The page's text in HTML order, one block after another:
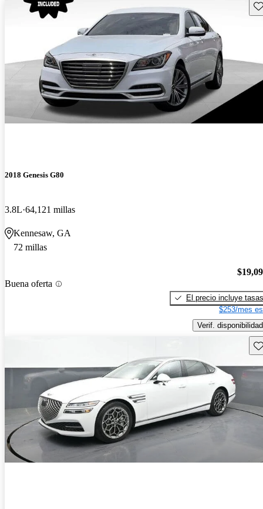
2018 Genesis G80
3.8L 64,121 millas
Kennesaw, GA
72 millas
Buena oferta
El precio incluye tasas
$253/mes
Verif. disponibilidad